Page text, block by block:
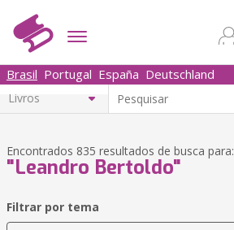
Brasil Portugal España Deutschland
Encontrados 835 resultados de busca para:
"Leandro Bertoldo"
Filtrar por tema